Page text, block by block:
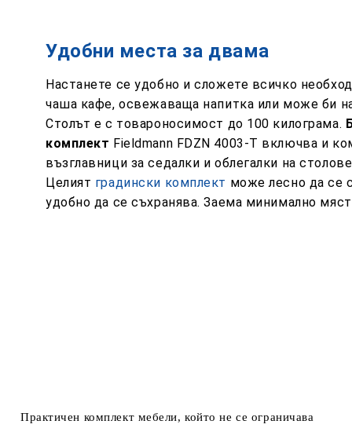
Удобни места за двама
Настанете се удобно и сложете всичко
чаша кафе, освежаваща напитка или може би
Столът е с товароносимост до 100 килограма.
комплект Fieldmann FDZN 4003-T включва и
възглавници за седалки и облегалки на
Целият градински комплект може лесно да се
удобно да се съхранява. Заема минимално
Практичен комплект мебели, който не се ограничава